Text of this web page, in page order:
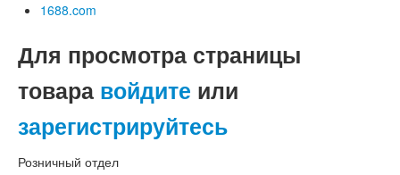
1688.com
Для просмотра страницы
товара войдите или
зарегистрируйтесь
Розничный отдел